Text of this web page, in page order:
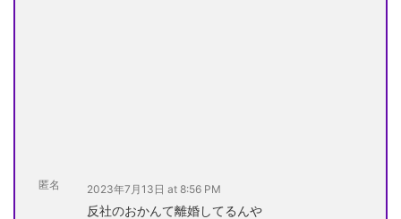
匿名 2023年7月13日 at 8:56 PM
反社のおかんて離婚してるんや